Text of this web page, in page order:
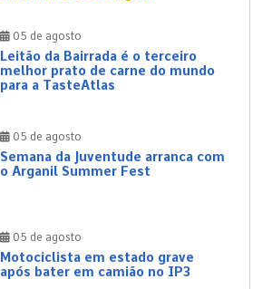
05 de agosto
Leitão da Bairrada é o terceiro
melhor prato de carne do mundo
para a TasteAtlas
05 de agosto
Semana da Juventude arranca com
o Arganil Summer Fest
05 de agosto
Motociclista em estado grave
após bater em camião no IP3